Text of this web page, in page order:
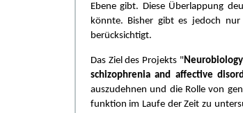
Ebene gibt. Diese Überlappung
könnte. Bisher gibt es jedoch nur
berücksichtigt.
Das Ziel des Projekts "
schizophrenia and affective
auszudehnen und die Rolle von
funktion im Laufe der Zeit zu